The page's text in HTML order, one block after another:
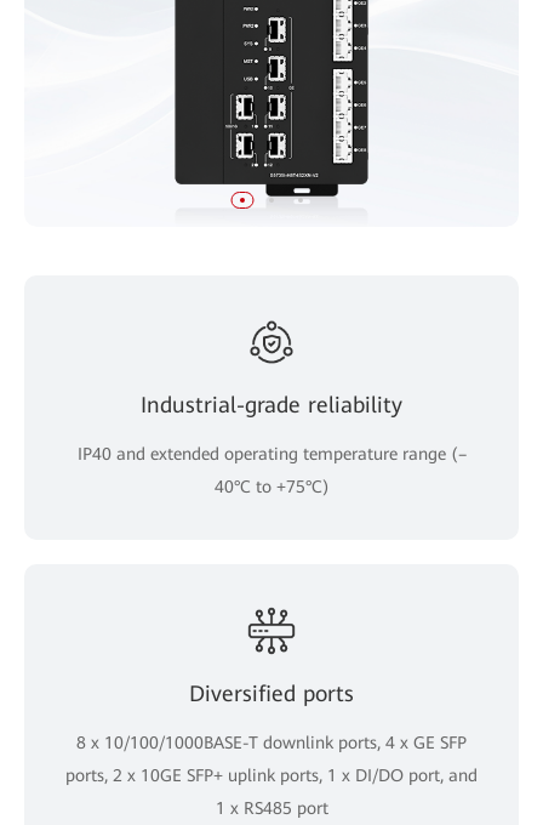
Industrial-grade reliability
IP40 and extended operating temperature range (–
40°C to +75°C)
Diversified ports
8 x 10/100/1000BASE-T downlink ports, 4 x GE SFP
ports, 2 x 10GE SFP+ uplink ports, 1 x DI/DO port, and
1 x RS485 port